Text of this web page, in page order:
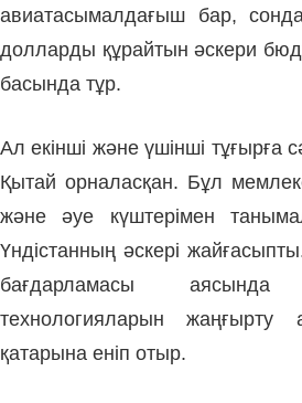
авиатасымалдағыш бар,
долларды құрайтын әскери
басында тұр.
Ал екінші және үшінші тұ­ғырға
Қы­тай орналасқан. Бұл
және әуе күштерімен
Үндістанның әскері
бағдарламасы
технологияларын жаңғырту
қатарына еніп отыр.